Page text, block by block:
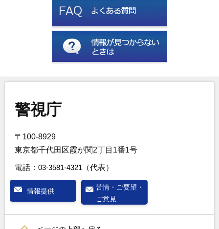
警視庁
〒100-8929
東京都千代田区霞が関2丁目1番1号
電話： 03-3581-4321 （代表）
情報提供
苦情・ご要望・
ご意見